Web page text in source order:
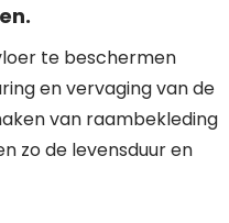
te beschermen
en vervaging van de
van raambekleding
zo de levensduur en